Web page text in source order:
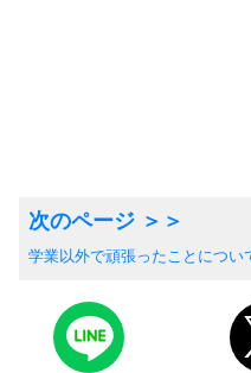
学業以外で頑張ったことについ